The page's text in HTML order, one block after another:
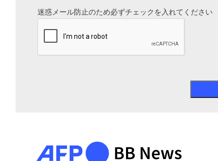
迷惑メール防止のため必ずチェックを入れてください